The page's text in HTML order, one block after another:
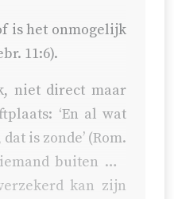
is het onmogelijk
11:6).
niet direct maar
‘En al wat
is zonde’ (Rom.
buiten het
kan zijn